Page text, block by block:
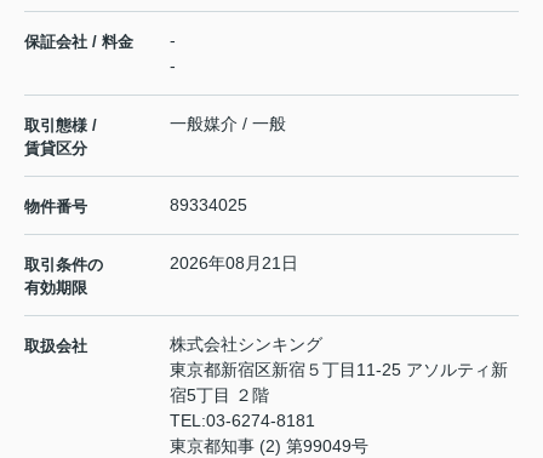
保証会社 / 料金
-
-
取引態様 /
賃貸区分
一般媒介 / 一般
物件番号 89334025
取引条件の
有効期限
2026年08月21日
取扱会社
株式会社シンキング
東京都新宿区新宿５丁目11-25 アソルティ新
宿5丁目 ２階
TEL:03-6274-8181
東京都知事 (2) 第99049号